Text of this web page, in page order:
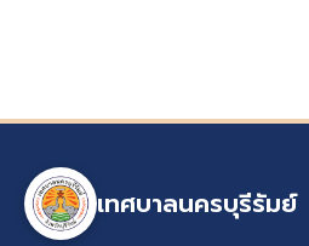
เทศบาลนครบุรีรัมย์